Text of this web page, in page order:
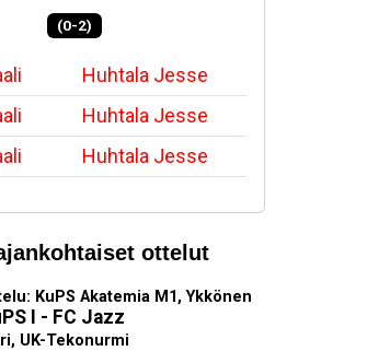
(0-2)
Huhtala Jesse
Huhtala Jesse
Huhtala Jesse
ottelut
KuPS Akatemia M1, Ykkönen
I - FC Jazz
UK-Tekonurmi